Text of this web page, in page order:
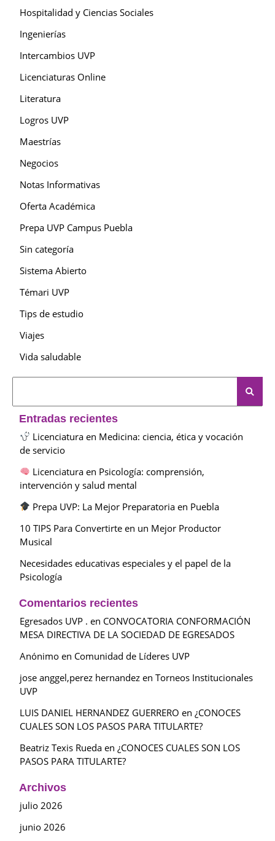
Hospitalidad y Ciencias Sociales
Ingenierías
Intercambios UVP
Licenciaturas Online
Literatura
Logros UVP
Maestrías
Negocios
Notas Informativas
Oferta Académica
Prepa UVP Campus Puebla
Sin categoría
Sistema Abierto
Témari UVP
Tips de estudio
Viajes
Vida saludable
Entradas recientes
Licenciatura en Medicina: ciencia, ética y vocación
de servicio
Licenciatura en Psicología: comprensión,
intervención y salud mental
Prepa UVP: La Mejor Preparatoria en Puebla
10 TIPS Para Convertirte en un Mejor Productor
Musical
Necesidades educativas especiales y el papel de la
Psicología
Comentarios recientes
Egresados UVP . en CONVOCATORIA CONFORMACIÓN
MESA DIRECTIVA DE LA SOCIEDAD DE EGRESADOS
Anónimo en Comunidad de Líderes UVP
jose anggel,perez hernandez en Torneos Institucionales
UVP
LUIS DANIEL HERNANDEZ GUERRERO en ¿CONOCES
CUALES SON LOS PASOS PARA TITULARTE?
Beatriz Texis Rueda en ¿CONOCES CUALES SON LOS
PASOS PARA TITULARTE?
Archivos
julio 2026
junio 2026